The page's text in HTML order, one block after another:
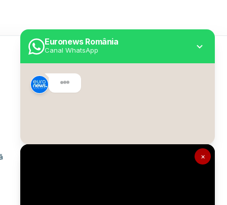
×
Euronews România
Canal WhatsApp
Despre Euronews